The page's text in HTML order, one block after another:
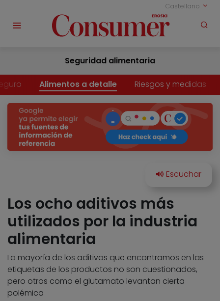
Castellano
Seguridad alimentaria
Alimentos a detalle Riesgos y medidas
Los ocho aditivos más
utilizados por la industria
alimentaria
La mayoría de los aditivos que encontramos en las
etiquetas de los productos no son cuestionados,
pero otros como el glutamato levantan cierta
polémica